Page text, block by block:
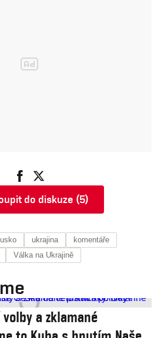
do diskuze (5)
ukrajina
komentáře
Válka na Ukrajině
a zklamané